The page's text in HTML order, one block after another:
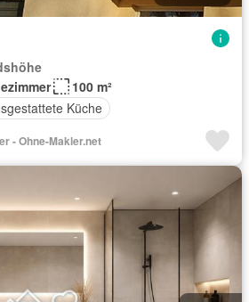
100 m²
Küche
- Ohne-Makler.net